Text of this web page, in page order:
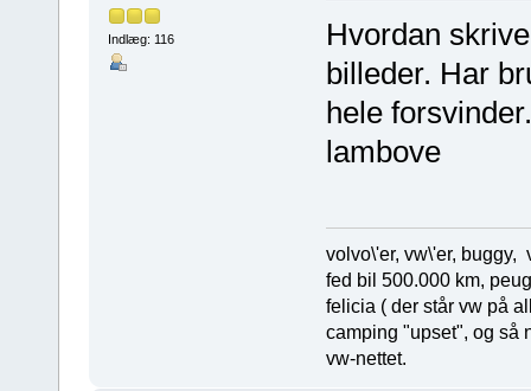
Indlæg: 116
Hvordan
billeder. Har
hele
lambove
volvo\'er, vw\'er, buggy,
fed bil 500.000 km,
felicia ( der står vw på
camping "upset", og så
vw-nettet.